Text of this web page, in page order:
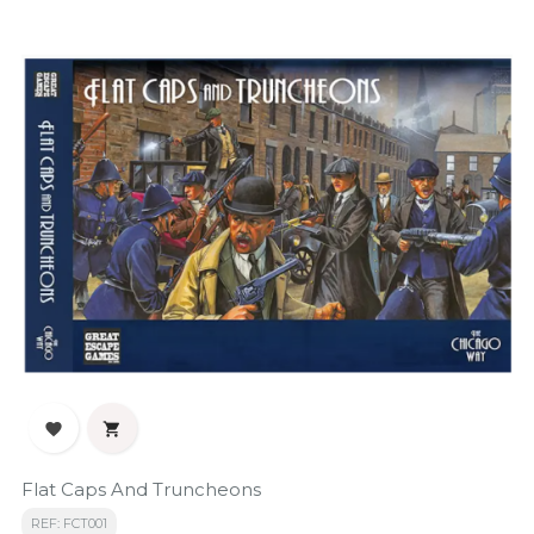
 
Flat Caps And Truncheons
REF: FCT001